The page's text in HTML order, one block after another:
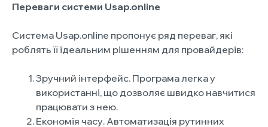
Переваги системи Usap.online
Система Usap.online пропонує ряд переваг, які
роблять її ідеальним рішенням для провайдерів:
Зручний інтерфейс. Програма легка у
використанні, що дозволяє швидко навчитися
працювати з нею.
Економія часу. Автоматизація рутинних